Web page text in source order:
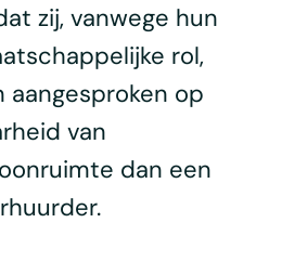
zij, vanwege hun
rol,
op
van
dan een